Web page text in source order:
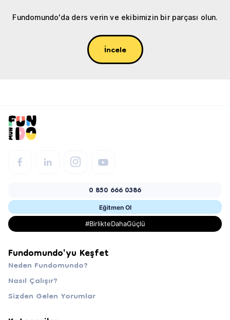
Fundomundo'da ders verin ve ekibimizin bir parçası olun.
İncele
0 850 666 0386
Eğitmen Ol
#BirlikteDahaGüçlü
Fundomundo'yu Keşfet
Neden Fundomundo?
Nasıl Çalışır?
Sizden Gelen Yorumlar